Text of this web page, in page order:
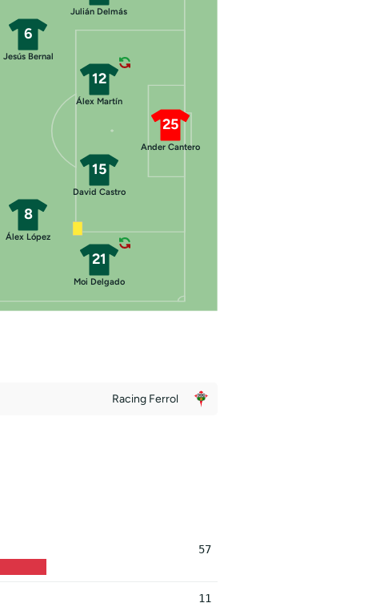
25
Ander Cantero
21
Moi Delgado
15
David Castro
12
Álex Martín
Julián Delmás
8
Álex López
6
Jesús Bernal
Racing Ferrol
57
11